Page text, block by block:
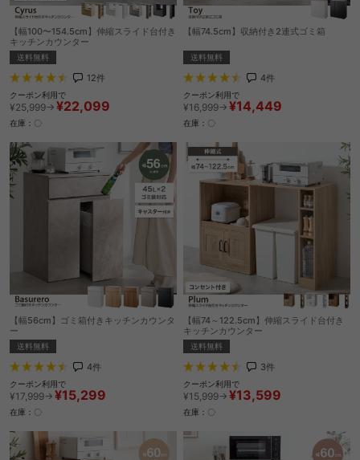
【幅100〜154.5cm】伸縮スライド台付き
キッチンカウンター
送料無料
12件
クーポン利用で
¥25,999→ ¥22,099
在庫：〇
【幅74.5cm】収納付き2連式ゴミ箱
送料無料
4件
クーポン利用で
¥16,999→ ¥14,449
在庫：〇
【幅56cm】ゴミ箱付きキッチンカウンタ
ー
送料無料
4件
クーポン利用で
¥17,999→ ¥15,299
在庫：〇
【幅74～122.5cm】伸縮スライド台付き
キッチンカウンター
送料無料
3件
クーポン利用で
¥15,999→ ¥13,599
在庫：〇